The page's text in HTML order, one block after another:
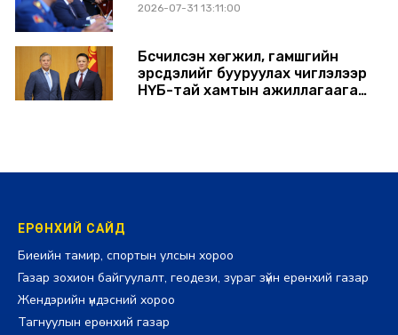
2026-07-31 13:11:00
Бүсчилсэн хөгжил, гамшгийн
эрсдэлийг бууруулах чиглэлээр
НҮБ-тай хамтын ажиллагаагаа
ЕРӨНХИЙ САЙД
Биеийн тамир, спортын улсын хороо
Газар зохион байгуулалт, геодези, зураг зүйн ерөнхий газар
Жендэрийн үндэсний хороо
Тагнуулын ерөнхий газар